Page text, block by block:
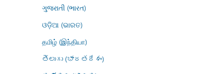
ગુજરાતી (ભારત)
ଓଡ଼ିଆ (ଭାରତ)
தமிழ் (இந்தியா)
తెలుగు (భారతదేశం)